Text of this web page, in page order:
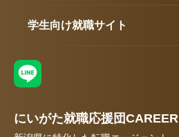
学生向け就職サイト
にいがた就職応援団CAREER